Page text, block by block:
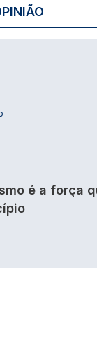
é a força